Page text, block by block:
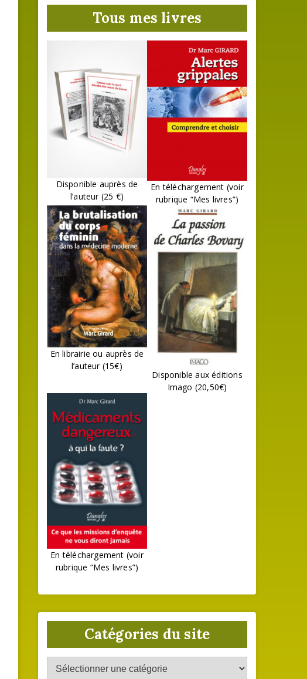
Tous mes livres
Disponible auprès de
l’auteur (25 €)
En téléchargement (voir
rubrique “Mes livres”)
En librairie ou auprès de
l’auteur (15€)
Disponible aux éditions
Imago (20,50€)
En téléchargement (voir
rubrique “Mes livres”)
Catégories du site
Catégories